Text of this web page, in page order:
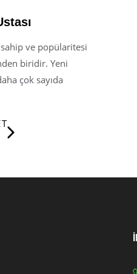
sahip ve popülaritesi
biridir. Yeni
çok sayıda